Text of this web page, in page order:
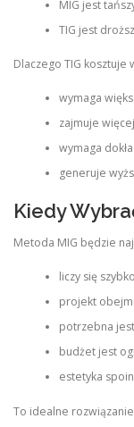
MIG jest
TIG jest
Dlaczego TIG kosztuje
wymaga
zajmuje
wymaga
generuje
Kiedy
Metoda MIG będzie
liczy się
projekt
potrzebna
budżet jest
estetyka
To idealne